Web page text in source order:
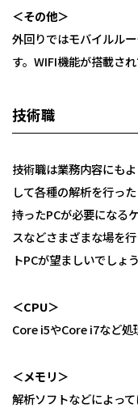
＜その他＞
外回りではモバイルル
す。WIFI機能が搭載さ
技術職
技術職は業務内容にも
して各種の解析を行っ
持ったPCが必要になる
スなどさまざまな場を
トPCが望ましいでしょう
＜CPU＞
Core i5やCore i7など処
＜メモリ＞
解析ソフトなどによっ